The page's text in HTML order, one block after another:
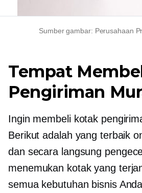
Sumber gambar: Perusahaan
Tempat
Pengiriman
Ingin membeli kotak
Berikut adalah yang terbaik
dan secara langsung
menemukan kotak yang
semua kebutuhan bisnis